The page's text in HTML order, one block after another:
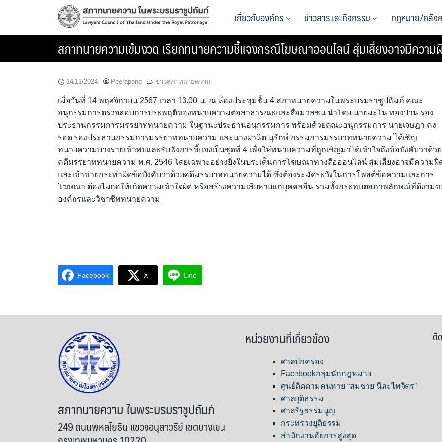
เกี่ยวกับองค์กร ข่าวสารและกิจกรรม กฎหมาย/คลัง
สภาทนายความเข้มงวด เรียกทนายความชี้แจงกรณีโฆษณาออนไลน์ สุ่มเสี่ยงอาจมีความ
14/11/2024 Peerapong ข่าวสภาทนายความ
เมื่อวันที่ 14 พฤศจิกายน 2567 เวลา 13.00 น. ณ ห้องประชุมชั้น 4 สภาทนายความในพระบรมราชูปถัมภ์ คณะ
อนุกรรมการตรวจสอบการประพฤติของทนายความต่อสาธารณะและสื่อมวลชน นำโดย นายมะโน ทองปาน รอง
ประธานกรรมการมรรยาททนายความ ในฐานะประธานอนุกรรมการ พร้อมด้วยคณะอนุกรรมการ นายเจษฎา คง
รอด รองประธานกรรมการมรรยาททนายความ และนางผานิต นุรักษ์ กรรมการมรรยาททนายความ ได้เชิญ
ทนายความบางรายเข้าพบและรับฟังการชี้แจงเป็นชุดที่ 4 เพื่อให้ทนายความที่ถูกเชิญมาได้เข้าใจถึงข้อบังคับว่าด้วย
คดีมรรยาททนายความ พ.ศ. 2546 โดยเฉพาะอย่างยิ่งในประเด็นการโฆษณาทางสื่อออนไลน์ สุ่มเสี่ยงอาจมีความผิ
และเข้าข่ายกระทำผิดข้อบังคับว่าด้วยคดีมรรยาททนายความได้ ซึ่งต้องระมัดระวังในการโพสต์ข้อความและการ
โฆษณา ต้องไม่ก่อให้เกิดความเข้าใจผิด หรือสร้างความเสียหายแก่บุคคลอื่น รวมทั้งกระทบต่อภาพลักษณ์ที่ดีงามข
องค์กรและวิชาชีพทนายความ
Facebook X Line
สภาทนายความ ในพระบรมราชูปถัมภ์
249 ถนนพหลโยธิน แขวงอนุสาวรีย์ เขตบางเขน
หน่วยงานที่เกี่ยวข้อง
ศาลปกครอง
Facebookกลุ่มนักกฎหมาย
ศูนย์ติดตามคนหาย “สมชาย นีละไพจิตร”
ศาลยุติธรรม
ศาลรัฐธรรมนูญ
กระทรวงยุติธรรม
สำนักงานอัยการสูงสุด
ติ